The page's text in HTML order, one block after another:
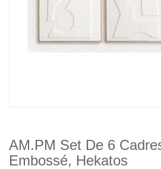
AM.PM Set De 6
Embossé, Hekatos